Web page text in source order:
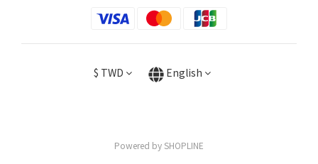
$ TWD English
Powered by SHOPLINE